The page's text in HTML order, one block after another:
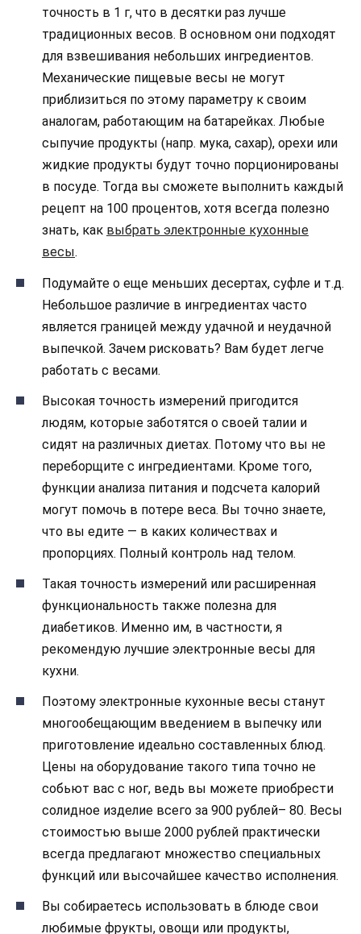
точность в 1 г, что в десятки раз лучше
традиционных весов. В основном они подходят
для взвешивания небольших ингредиентов.
Механические пищевые весы не могут
приблизиться по этому параметру к своим
аналогам, работающим на батарейках. Любые
сыпучие продукты (напр. мука, сахар), орехи или
жидкие продукты будут точно порционированы
в посуде. Тогда вы сможете выполнить каждый
рецепт на 100 процентов, хотя всегда полезно
знать, как выбрать электронные кухонные
весы.
Подумайте о еще меньших десертах, суфле и т.д.
Небольшое различие в ингредиентах часто
является границей между удачной и неудачной
выпечкой. Зачем рисковать? Вам будет легче
работать с весами.
Высокая точность измерений пригодится
людям, которые заботятся о своей талии и
сидят на различных диетах. Потому что вы не
переборщите с ингредиентами. Кроме того,
функции анализа питания и подсчета калорий
могут помочь в потере веса. Вы точно знаете,
что вы едите — в каких количествах и
пропорциях. Полный контроль над телом.
Такая точность измерений или расширенная
функциональность также полезна для
диабетиков. Именно им, в частности, я
рекомендую лучшие электронные весы для
кухни.
Поэтому электронные кухонные весы станут
многообещающим введением в выпечку или
приготовление идеально составленных блюд.
Цены на оборудование такого типа точно не
собьют вас с ног, ведь вы можете приобрести
солидное изделие всего за 900 рублей– 80. Весы
стоимостью выше 2000 рублей практически
всегда предлагают множество специальных
функций или высочайшее качество исполнения.
Вы собираетесь использовать в блюде свои
любимые фрукты, овощи или продукты,